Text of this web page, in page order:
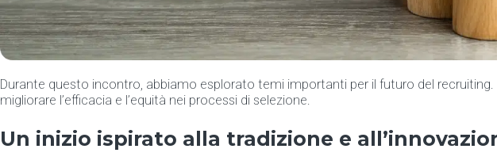
Durante questo incontro, abbiamo esplorato temi importanti per il futuro del
migliorare l’efficacia e l’equità nei processi di selezione.
Un inizio ispirato alla tradizione e